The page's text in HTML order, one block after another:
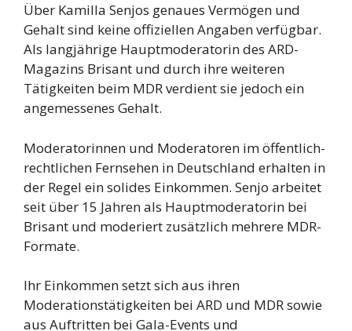
Über Kamilla Senjos genaues Vermögen und
Gehalt sind keine offiziellen Angaben verfügbar.
Als langjährige Hauptmoderatorin des ARD-
Magazins Brisant und durch ihre weiteren
Tätigkeiten beim MDR verdient sie jedoch ein
angemessenes Gehalt.
Moderatorinnen und Moderatoren im öffentlich-
rechtlichen Fernsehen in Deutschland erhalten in
der Regel ein solides Einkommen. Senjo arbeitet
seit über 15 Jahren als Hauptmoderatorin bei
Brisant und moderiert zusätzlich mehrere MDR-
Formate.
Ihr Einkommen setzt sich aus ihren
Moderationstätigkeiten bei ARD und MDR sowie
aus Auftritten bei Gala-Events und